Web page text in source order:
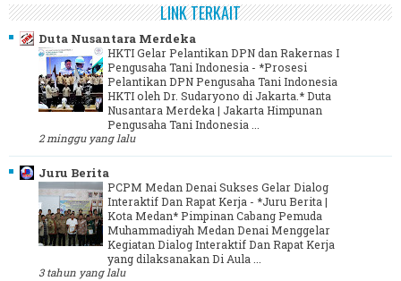
LINK TERKAIT
Duta Nusantara Merdeka
HKTI Gelar Pelantikan DPN dan Rakernas I
Pengusaha Tani Indonesia - *Prosesi
Pelantikan DPN Pengusaha Tani Indonesia
HKTI oleh Dr. Sudaryono di Jakarta.* Duta
Nusantara Merdeka | Jakarta Himpunan
Pengusaha Tani Indonesia ...
2 minggu yang lalu
Juru Berita
PCPM Medan Denai Sukses Gelar Dialog
Interaktif Dan Rapat Kerja - *Juru Berita |
Kota Medan* Pimpinan Cabang Pemuda
Muhammadiyah Medan Denai Menggelar
Kegiatan Dialog Interaktif Dan Rapat Kerja
yang dilaksanakan Di Aula ...
3 tahun yang lalu